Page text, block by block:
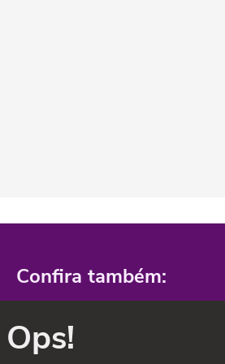
Confira também:
Ops!